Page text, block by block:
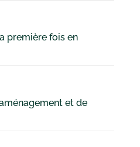
première fois en
et de